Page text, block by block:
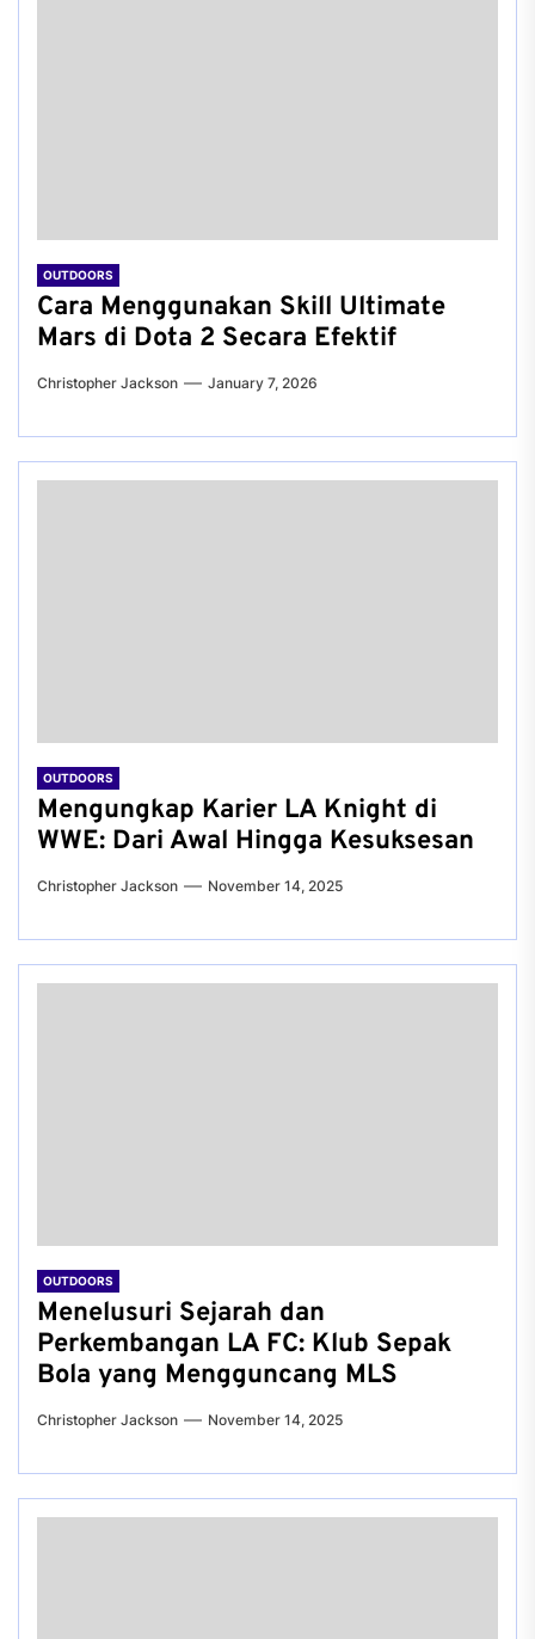
OUTDOORS
Cara Menggunakan Skill Ultimate
Mars di Dota 2 Secara Efektif
Christopher Jackson January 7, 2026
OUTDOORS
Mengungkap Karier LA Knight di
WWE: Dari Awal Hingga Kesuksesan
Christopher Jackson November 14, 2025
OUTDOORS
Menelusuri Sejarah dan
Perkembangan LA FC: Klub Sepak
Bola yang Mengguncang MLS
Christopher Jackson November 14, 2025